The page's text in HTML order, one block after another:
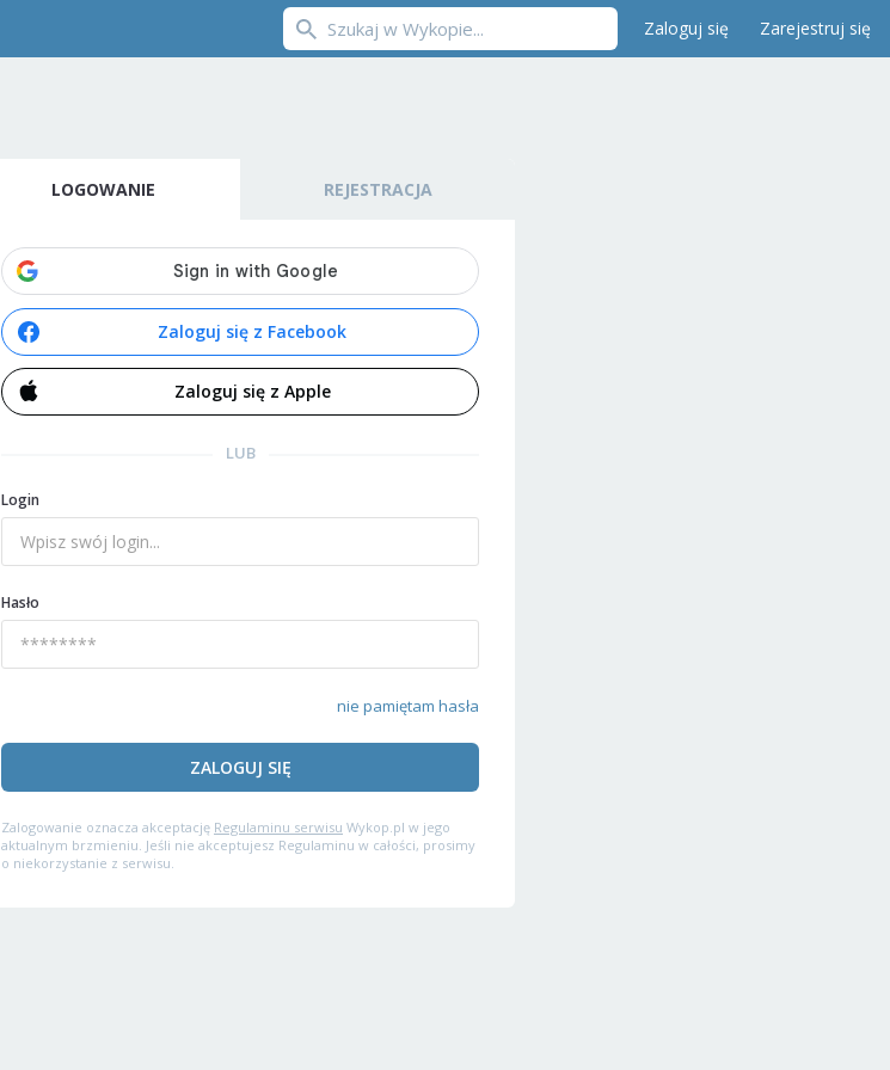
Zaloguj się Zarejestruj się
LOGOWANIE REJESTRACJA
Zaloguj się z Facebook
Zaloguj się z Apple
LUB
Login
Hasło
nie pamiętam hasła
ZALOGUJ SIĘ
Zalogowanie oznacza akceptację Regulaminu serwisu Wykop.pl w jego
aktualnym brzmieniu. Jeśli nie akceptujesz Regulaminu w całości, prosimy
o niekorzystanie z serwisu.